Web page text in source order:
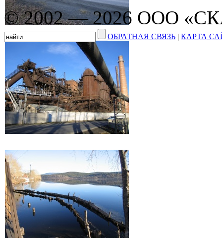
© 2002 — 2026 ООО
ОБРАТНАЯ СВЯЗЬ | КАРТА